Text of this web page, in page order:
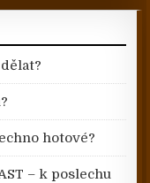
hotové?
– k poslechu